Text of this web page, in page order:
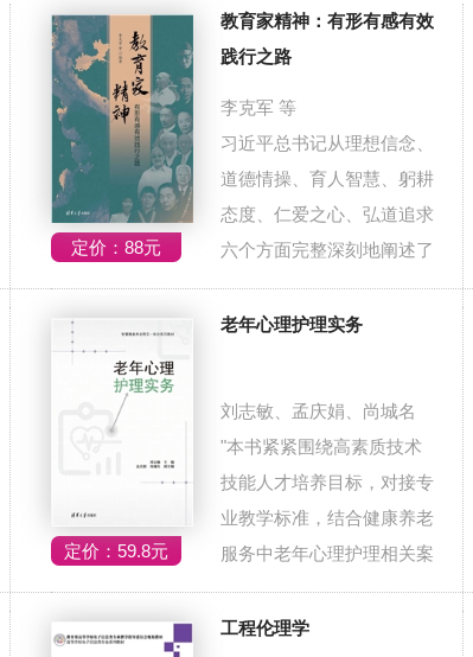
定价：88元
教育家精神：有形有感有效
践行之路
李克军 等
习近平总书记从理想信念、
道德情操、育人智慧、躬耕
态度、仁爱之心、弘道追求
六个方面完整深刻地阐述了
中国特有的...
定价：59.8元
老年心理护理实务
刘志敏、孟庆娟、尚城名
"本书紧紧围绕高素质技术
技能人才培养目标，对接专
业教学标准，结合健康养老
服务中老年心理护理相关案
例，进行教...
工程伦理学